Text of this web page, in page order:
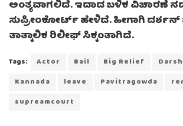
ಅಂತ್ಯವಾಗಲಿದೆ. ಇದಾದ ಬಳಿಕ ವಿಚಾರಣೆ
ಸುಪ್ರೀಂಕೋರ್ಟ್ ಹೇಳಿದೆ. ಹೀಗಾಗಿ ದರ್ಶನ್
ತಾತ್ಕಾಲಿಕ ರಿಲೀಫ್ ಸಿಕ್ಕಂತಾಗಿದೆ.
Tags: Actor Bail Big Relief
Kannada
leave Pavitragowda
supreamcourt